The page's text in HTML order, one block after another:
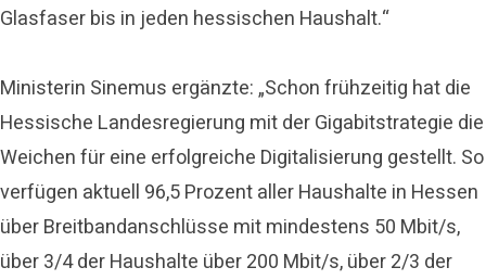
Glasfaser bis in jeden hessischen Haushalt.“
Ministerin Sinemus ergänzte: „Schon frühzeitig hat die
Hessische Landesregierung mit der Gigabitstrategie die
Weichen für eine erfolgreiche Digitalisierung gestellt. So
verfügen aktuell 96,5 Prozent aller Haushalte in Hessen
über Breitbandanschlüsse mit mindestens 50 Mbit/s,
über 3/4 der Haushalte über 200 Mbit/s, über 2/3 der